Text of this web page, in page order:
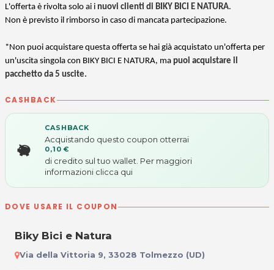
L'offerta è rivolta solo ai i nuovi clienti di BIKY BICI E NATURA.
Non è previsto il rimborso in caso di mancata partecipazione.
*Non puoi acquistare questa offerta se hai già acquistato un'offerta per
un'uscita singola con BIKY BICI E NATURA, ma puoi acquistare il
pacchetto da 5 uscite.
CASHBACK
CASHBACK
Acquistando questo coupon otterrai
0,10 €
di credito sul tuo wallet. Per maggiori
informazioni clicca qui
DOVE USARE IL COUPON
Biky Bici e Natura
Via della Vittoria 9, 33028 Tolmezzo (UD)